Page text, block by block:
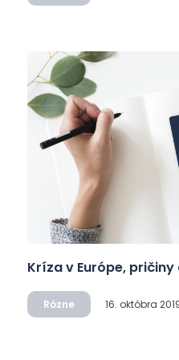
Kríza v Európe,
Rôzne 16. októbra